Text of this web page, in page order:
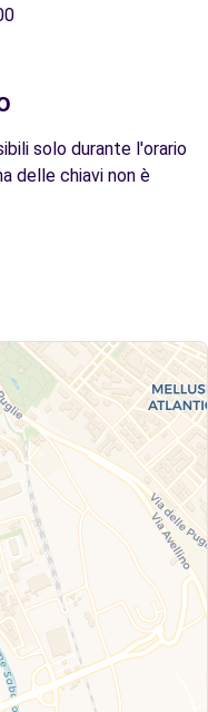
solo durante l'orario
delle chiavi non è